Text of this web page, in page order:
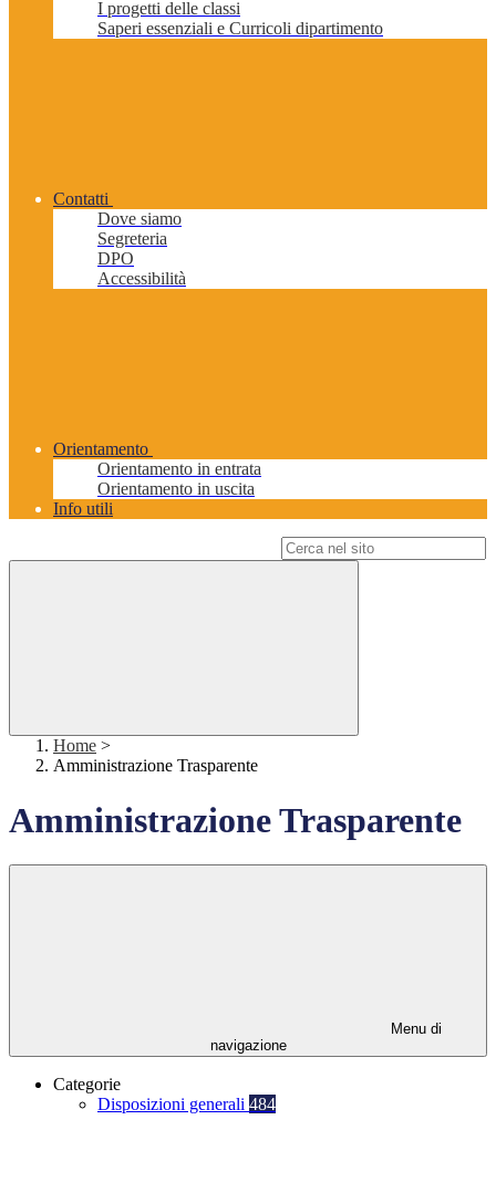
I progetti delle classi
Saperi essenziali e Curricoli dipartimento
Contatti
Dove siamo
Segreteria
DPO
Accessibilità
Orientamento
Orientamento in entrata
Orientamento in uscita
Info utili
Home >
Amministrazione Trasparente
Amministrazione Trasparente
Menu di
navigazione
Categorie
Disposizioni generali 484